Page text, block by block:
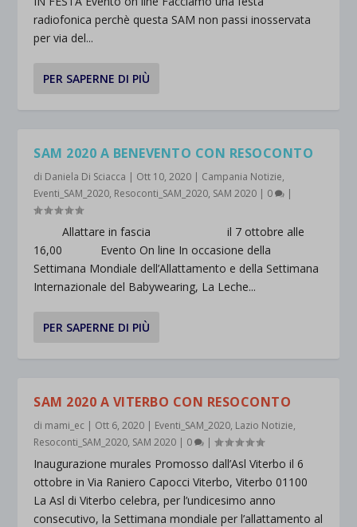
radiofonica perchè questa SAM non passi inosservata
per via del...
PER SAPERNE DI PIÙ
SAM 2020 A BENEVENTO CON RESOCONTO
di Daniela Di Sciacca | Ott 10, 2020 | Campania Notizie,
Eventi_SAM_2020, Resoconti_SAM_2020, SAM 2020 | 0 |
Allattare in fascia il 7 ottobre alle
16,00 Evento On line In occasione della
Settimana Mondiale dell’Allattamento e della Settimana
Internazionale del Babywearing, La Leche...
PER SAPERNE DI PIÙ
SAM 2020 A VITERBO CON RESOCONTO
di mami_ec | Ott 6, 2020 | Eventi_SAM_2020, Lazio Notizie,
Resoconti_SAM_2020, SAM 2020 | 0 |
Inaugurazione murales Promosso dall’Asl Viterbo il 6
ottobre in Via Raniero Capocci Viterbo, Viterbo 01100
La Asl di Viterbo celebra, per l’undicesimo anno
consecutivo, la Settimana mondiale per l’allattamento al